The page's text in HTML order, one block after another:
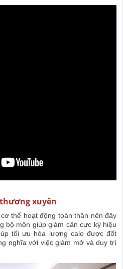
xuyên
thể hoạt động toàn thân nên đây
bộ môn giúp giảm cân cực kỳ hiệu
tối ưu hóa lượng calo được đốt
nghĩa với việc giảm mở và duy trì